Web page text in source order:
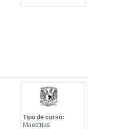
Tipo de curso:
Maestrias